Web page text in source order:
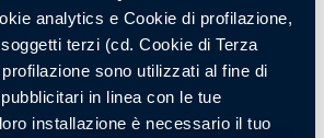
analytics e Cookie di profilazione,
terzi (cd. Cookie di Terza
sono utilizzati al fine di
in linea con le tue
installazione è necessario il tuo
ha migliorato la sua capacità realizzativa
trasformandosi in uno dei
della squadra.